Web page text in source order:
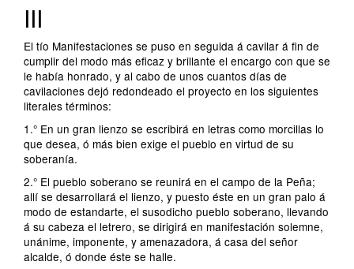
III
El tío Manifestaciones se puso en seguida á cavilar á fin de
cumplir del modo más eficaz y brillante el encargo con que se
le había honrado, y al cabo de unos cuantos días de
cavilaciones dejó redondeado el proyecto en los siguientes
literales términos:
1.° En un gran lienzo se escribirá en letras como morcillas lo
que desea, ó más bien exige el pueblo en virtud de su
soberanía.
2.° El pueblo soberano se reunirá en el campo de la Peña;
allí se desarrollará el lienzo, y puesto éste en un gran palo á
modo de estandarte, el susodicho pueblo soberano, llevando
á su cabeza el letrero, se dirigirá en manifestación solemne,
unánime, imponente, y amenazadora, á casa del señor
alcalde, ó donde éste se halle.